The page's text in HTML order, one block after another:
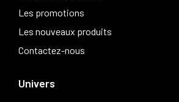
Les promotions
Les nouveaux produits
Contactez-nous
Univers